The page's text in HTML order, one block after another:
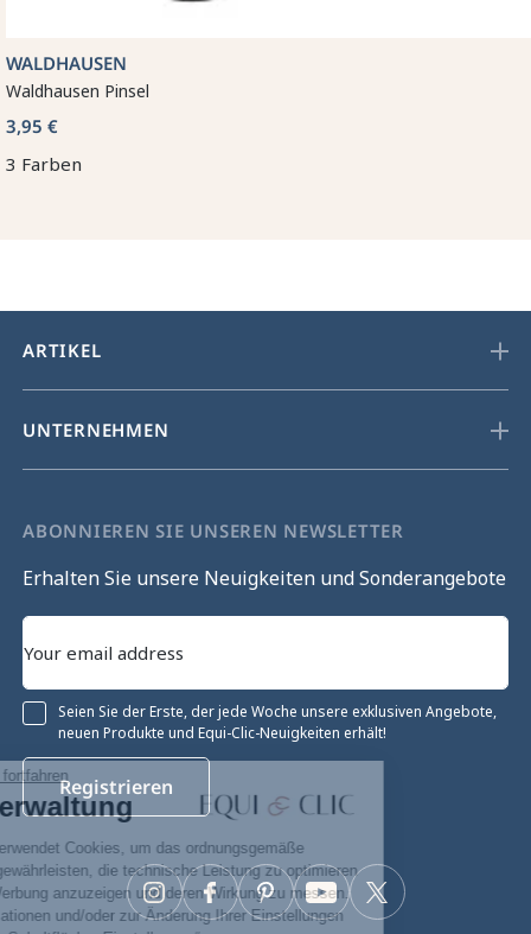
Ohne Einwilligung fortfahren
Cookie-Verwaltung
Unsere Website verwendet Cookies, um das ordnungsgemäße
Funktionieren zu gewährleisten, die technische Leistung zu optimieren
sowie relevante Werbung anzuzeigen und deren Wirkung zu messen.
Für weitere Informationen und/oder zur Änderung Ihrer Einstellungen
WALDHAUSEN
Waldhausen Pinsel
3,95 €
3 Farben
ARTIKEL
UNTERNEHMEN
ABONNIEREN SIE UNSEREN NEWSLETTER
Erhalten Sie unsere Neuigkeiten und Sonderangebote
Seien Sie der Erste, der jede Woche unsere exklusiven Angebote,
neuen Produkte und Equi-Clic-Neuigkeiten erhält!
Registrieren
Facebook Twitter
YouTube
Pinterest
Instagram